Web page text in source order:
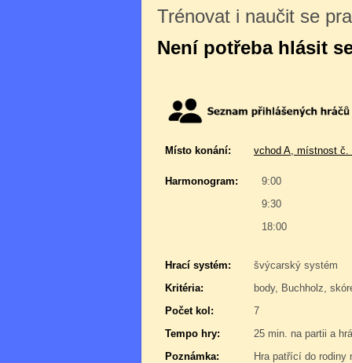
Trénovat i naučit se
Není potřeba hlásit
Místo konání: vchod A, místnost č.
Harmonogram:
9:00
9:30
18:00
Hrací systém:
švýcarský systém
Kritéria:
body, Buchholz,
Počet kol:
7
Tempo hry:
25 min. na partii a
Poznámka:
Hra patřící do rodiny